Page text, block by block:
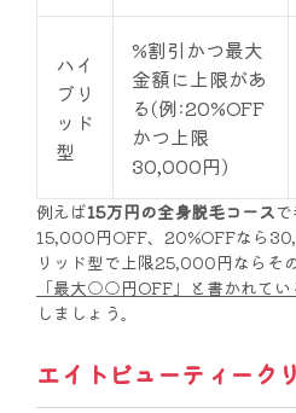
ハイ
ブリ
ッド
型
%割引かつ最大
金額に上限があ
る(例:20%OFF
かつ上限
30,000円)
例えば15万円の全身脱毛コース
15,000円OFF、20%OFFなら
リッド型で上限25,000円ならそ
「最大○○円OFF」と書かれてい
しましょう。
エイトビューティーク